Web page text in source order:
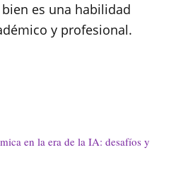
es una habilidad
y profesional.
en la era de la IA: desafíos y